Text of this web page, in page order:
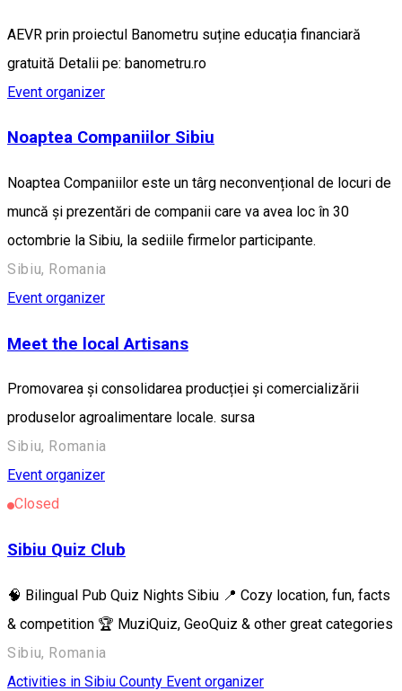
AEVR prin proiectul Banometru suține educația financiară
gratuită Detalii pe: banometru.ro
Event organizer
Noaptea Companiilor Sibiu
Noaptea Companiilor este un târg neconvențional de locuri de
muncă și prezentări de companii care va avea loc în 30
octombrie la Sibiu, la sediile firmelor participante.
Sibiu, Romania
Event organizer
Meet the local Artisans
Promovarea și consolidarea producției și comercializării
produselor agroalimentare locale. sursa
Sibiu, Romania
Event organizer
Closed
Sibiu Quiz Club
🧠 Bilingual Pub Quiz Nights Sibiu 📍 Cozy location, fun, facts
& competition 🏆 MuziQuiz, GeoQuiz & other great categories
Sibiu, Romania
Activities in Sibiu County Event organizer